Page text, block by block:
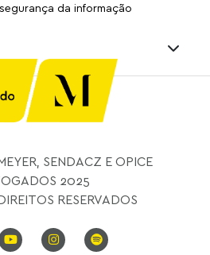
da informação
SENDACZ E OPICE
2025
RESERVADOS